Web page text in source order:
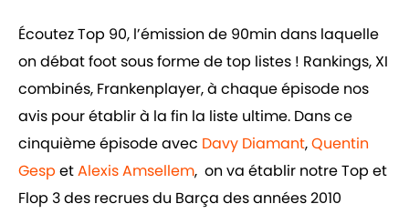
Écoutez Top 90, l’émission de 90min dans laquelle
on débat foot sous forme de top listes ! Rankings, XI
combinés, Frankenplayer, à chaque épisode nos
avis pour établir à la fin la liste ultime. Dans ce
cinquième épisode avec Davy Diamant,Quentin
Gesp etAlexis Amsellem, on va établir notre Top et
Flop 3 des recrues du Barça des années 2010